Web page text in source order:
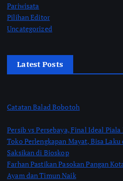
Pariwisata
Pilihan Editor
Uncategorized
Latest Posts
Catatan Balad Bobotoh
Persib vs Persebaya, Final Ideal Piala
Toko Perlengkapan Mayat, Bisa
Saksikan di Bioskop
Farhan Pastikan Pasokan Pangan
Ayam dan Timun Naik